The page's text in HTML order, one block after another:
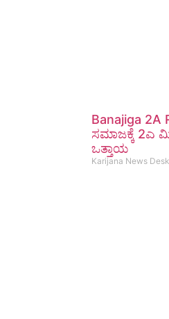
Banajiga
ಸಮಾಜಕ್ಕೆ 2ಎ
ಒತ್ತಾಯ
Karijana News Desk